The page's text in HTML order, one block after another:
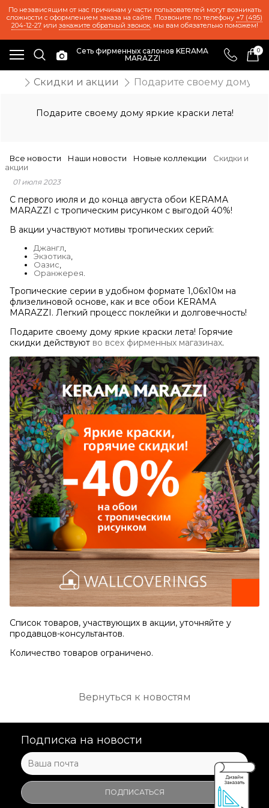
По независящим от нас причинам у части пользователей могут возникать
сложности с оформлением заказа на сайте. Позвоните по телефону +7 (495)
204-12-27или закажите обратный звонок, мы вам обязательно поможем!
Сеть фирменных салонов KERAMA
MARAZZI
0
Скидки и акции Подарите своему дому
Подарите своему дому яркие краски лета!
Все новости Наши новости Новые коллекции
Скидки и
акции
01 июля 2023
С первого июля и до конца августа обои KERAMA
MARAZZI с тропическим рисунком с выгодой 40%!
В акции участвуют мотивы тропических серий:
Джангл
Экзотика
Оазис
Оранжерея
Тропические серии в удобном формате 1,06х10м на
флизелиновой основе, как и все обои KERAMA
MARAZZI. Легкий процесс поклейки и долговечность!
Подарите своему дому яркие краски лета! Горячие
скидки действуют во всех фирменных магазинах.
Список товаров, участвующих в акции, уточняйте у
продавцов-консультантов.
Количество товаров ограничено.
Вернуться к новостям
Подписка на новости